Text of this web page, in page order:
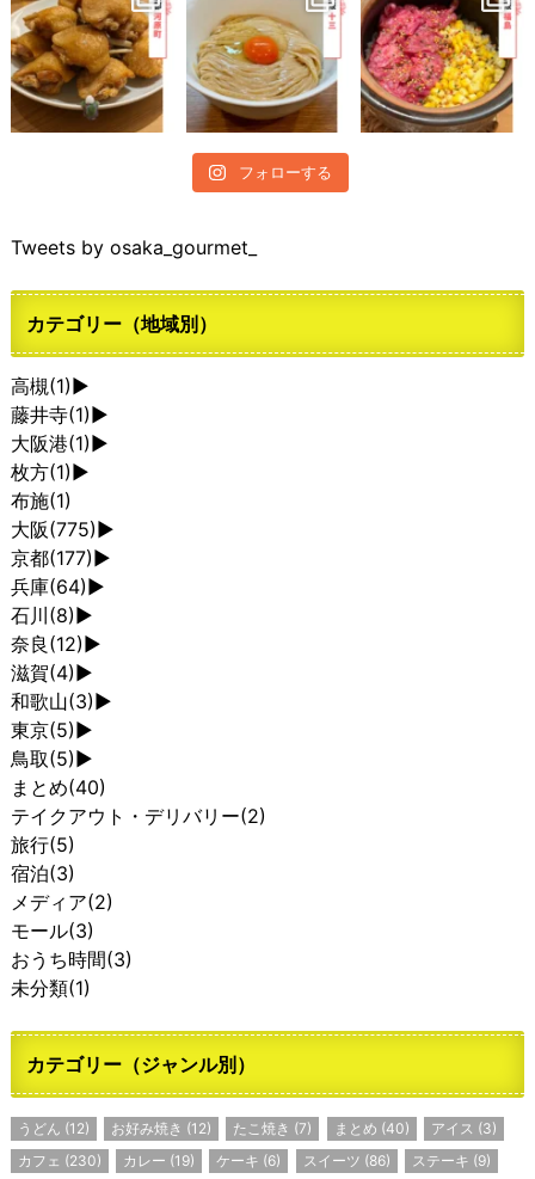
フォローする
Tweets by osaka_gourmet_
カテゴリー（地域別）
高槻(1) ►
藤井寺(1) ►
大阪港(1) ►
枚方(1) ►
布施(1)
大阪(775) ►
京都(177) ►
兵庫(64) ►
石川 (8) ►
奈良 (12) ►
滋賀(4) ►
和歌山(3) ►
東京(5) ►
鳥取(5) ►
まとめ(40)
テイクアウト・デリバリー(2)
旅行(5)
宿泊(3)
メディア(2)
モール(3)
おうち時間(3)
未分類(1)
カテゴリー（ジャンル別）
うどん (12) お好み焼き (12) たこ焼き (7) まとめ (40) アイス (3)
カフェ (230) カレー (19) ケーキ (6) スイーツ (86) ステーキ (9)